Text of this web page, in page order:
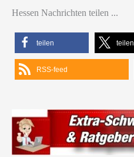
Hessen Nachrichten teilen ...
teilen teilen
RSS-feed